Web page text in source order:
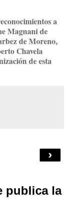
a
Magnani de
de Moreno,
Chavela
de esta
›
publica la